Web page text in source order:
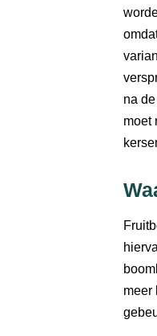
na
moet
meer